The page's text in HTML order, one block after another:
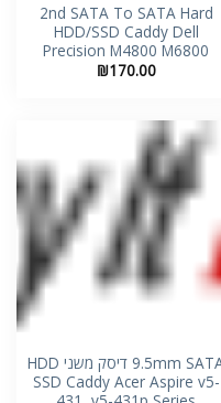
2nd SATA To SATA Hard
HDD/SSD Caddy Dell
Precision M4800 M6800
₪170.00
9.5mm SATA דיסק משני HDD
SSD Caddy Acer Aspire v5-